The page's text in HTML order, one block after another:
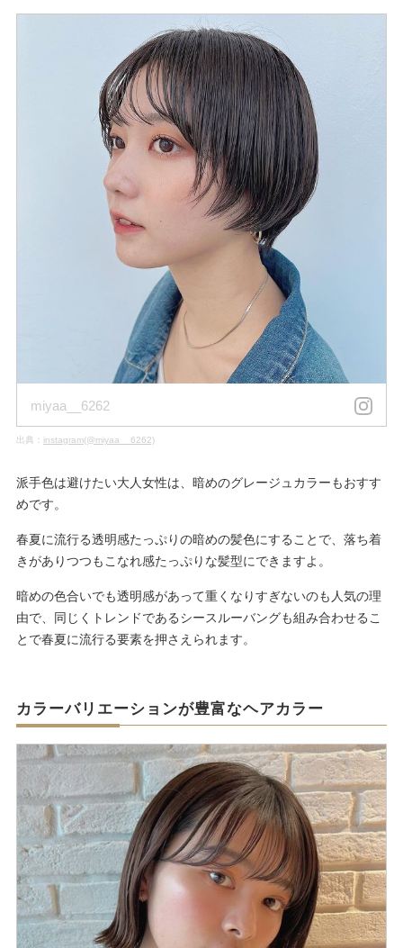
miyaa__6262
出典： instagram(@miyaa__6262)
派手色は避けたい大人女性は、暗めのグレージュカラーもおすす
めです。
春夏に流行る透明感たっぷりの暗めの髪色にすることで、落ち着
きがありつつもこなれ感たっぷりな髪型にできますよ。
暗めの色合いでも透明感があって重くなりすぎないのも人気の理
由で、同じくトレンドであるシースルーバングも組み合わせるこ
とで春夏に流行る要素を押さえられます。
カラーバリエーションが豊富なヘアカラー